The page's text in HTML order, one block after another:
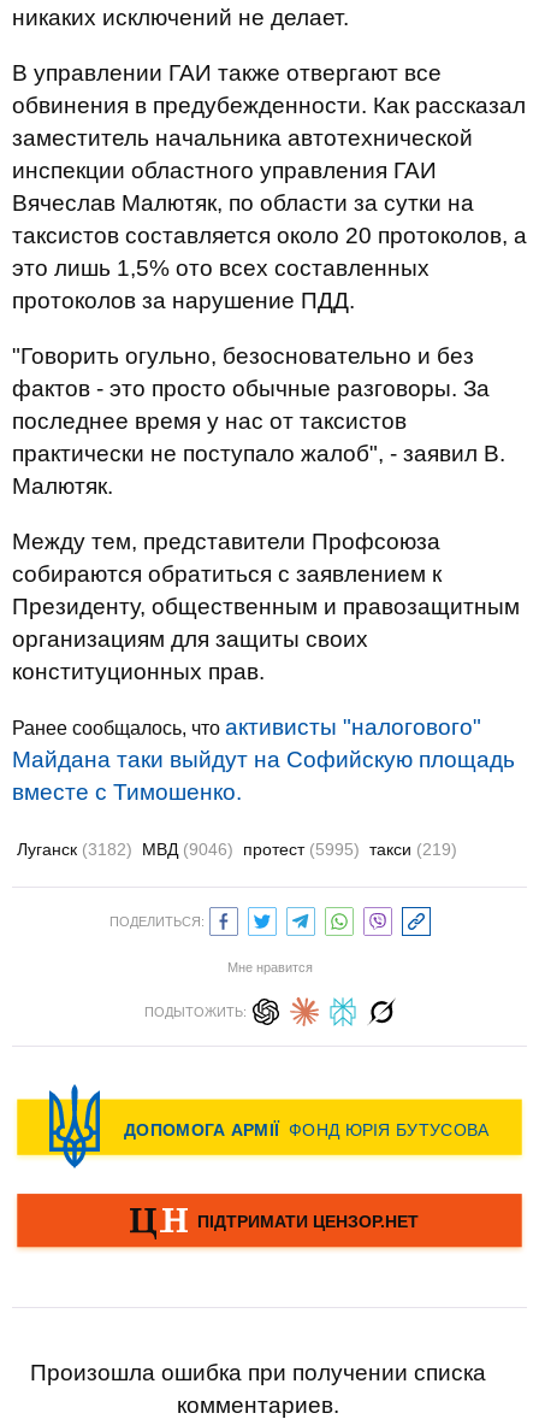
никаких исключений не делает.
В управлении ГАИ также отвергают все
обвинения в предубежденности. Как рассказал
заместитель начальника автотехнической
инспекции областного управления ГАИ
Вячеслав Малютяк, по области за сутки на
таксистов составляется около 20 протоколов, а
это лишь 1,5% ото всех составленных
протоколов за нарушение ПДД.
"Говорить огульно, безосновательно и без
фактов - это просто обычные разговоры. За
последнее время у нас от таксистов
практически не поступало жалоб", - заявил В.
Малютяк.
Между тем, представители Профсоюза
собираются обратиться с заявлением к
Президенту, общественным и правозащитным
организациям для защиты своих
конституционных прав.
Ранее сообщалось, что активисты "налогового"
Майдана таки выйдут на Софийскую площадь
вместе с Тимошенко.
Луганск (3182) МВД (9046) протест (5995) такси (219)
ПОДЕЛИТЬСЯ:
Мне нравится
ПОДЫТОЖИТЬ:
Произошла ошибка при получении списка
комментариев.